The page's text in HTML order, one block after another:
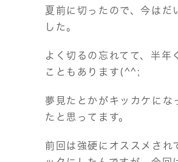
夏前に切ったので、今はだ
した。
よく切るの忘れてて、半年
こともあります(^^;
夢見たとかがキッカケにな
たと思ってます。
前回は強硬にオススメされ